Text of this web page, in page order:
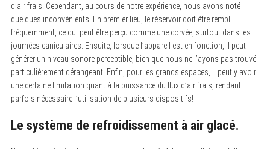
d’air frais. Cependant, au cours de notre expérience, nous avons noté
quelques inconvénients. En premier lieu, le réservoir doit être rempli
fréquemment, ce qui peut être perçu comme une corvée, surtout dans les
journées caniculaires. Ensuite, lorsque l’appareil est en fonction, il peut
générer un niveau sonore perceptible, bien que nous ne l’ayons pas trouvé
particulièrement dérangeant. Enfin, pour les grands espaces, il peut y avoir
une certaine limitation quant à la puissance du flux d’air frais, rendant
parfois nécessaire l’utilisation de plusieurs dispositifs!
Le système de refroidissement à air glacé.